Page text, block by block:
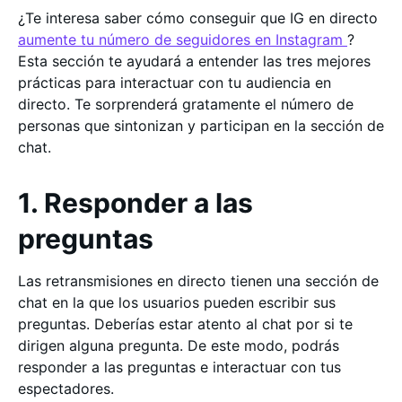
¿Te interesa saber cómo conseguir que IG en directo
aumente tu número de seguidores en Instagram ?
Esta sección te ayudará a entender las tres mejores
prácticas para interactuar con tu audiencia en
directo. Te sorprenderá gratamente el número de
personas que sintonizan y participan en la sección de
chat.
1. Responder a las
preguntas
Las retransmisiones en directo tienen una sección de
chat en la que los usuarios pueden escribir sus
preguntas. Deberías estar atento al chat por si te
dirigen alguna pregunta. De este modo, podrás
responder a las preguntas e interactuar con tus
espectadores.